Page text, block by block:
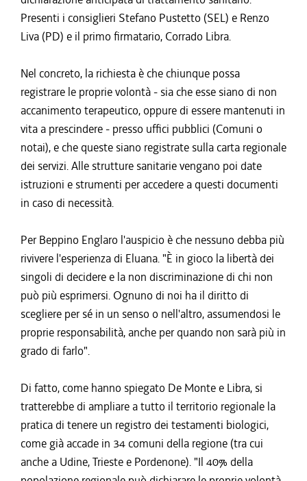
Presenti i consiglieri Stefano Pustetto (SEL) e Renzo
Liva (PD) e il primo firmatario, Corrado Libra.
Nel concreto, la richiesta è che chiunque possa
registrare le proprie volontà - sia che esse siano di non
accanimento terapeutico, oppure di essere mantenuti in
vita a prescindere - presso uffici pubblici (Comuni o
notai), e che queste siano registrate sulla carta regionale
dei servizi. Alle strutture sanitarie vengano poi date
istruzioni e strumenti per accedere a questi documenti
in caso di necessità.
Per Beppino Englaro l'auspicio è che nessuno debba più
rivivere l'esperienza di Eluana. "È in gioco la libertà dei
singoli di decidere e la non discriminazione di chi non
può più esprimersi. Ognuno di noi ha il diritto di
scegliere per sé in un senso o nell'altro, assumendosi le
proprie responsabilità, anche per quando non sarà più in
grado di farlo".
Di fatto, come hanno spiegato De Monte e Libra, si
tratterebbe di ampliare a tutto il territorio regionale la
pratica di tenere un registro dei testamenti biologici,
come già accade in 34 comuni della regione (tra cui
anche a Udine, Trieste e Pordenone). "Il 40% della